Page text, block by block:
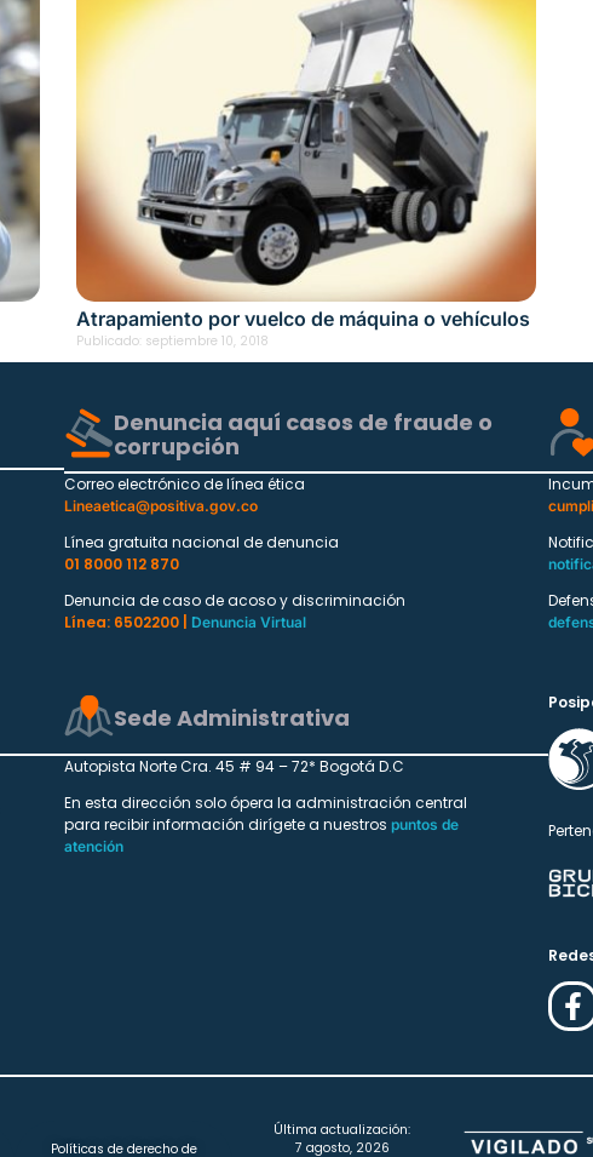
Atrapamiento por vuelco de máquina o vehículos
Publicado: septiembre 10, 2018
Denuncia aquí casos de fraude o
corrupción
Correo electrónico de línea ética
Lineaetica@positiva.gov.co
Línea gratuita nacional de denuncia
01 8000 112 870
Denuncia de caso de acoso y discriminación
Línea: 6502200 |
Denuncia Virtual
Sede Administrativa
Autopista Norte Cra. 45 # 94 – 72* Bogotá D.C
En esta dirección solo ópera la administración central
para recibir información dirígete a nuestros puntos de
atención
Políticas de derecho de
Última actualización:
7 agosto, 2026